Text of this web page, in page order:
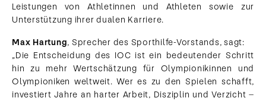
Leistungen von Athletinnen und Athleten sowie zur
Unterstützung ihrer dualen Karriere.
Max Hartung, Sprecher des Sporthilfe-Vorstands, sagt:
„Die Entscheidung des IOC ist ein bedeutender Schritt
hin zu mehr Wertschätzung für Olympionikinnen und
Olympioniken weltweit. Wer es zu den Spielen schafft,
investiert Jahre an harter Arbeit, Disziplin und Verzicht –